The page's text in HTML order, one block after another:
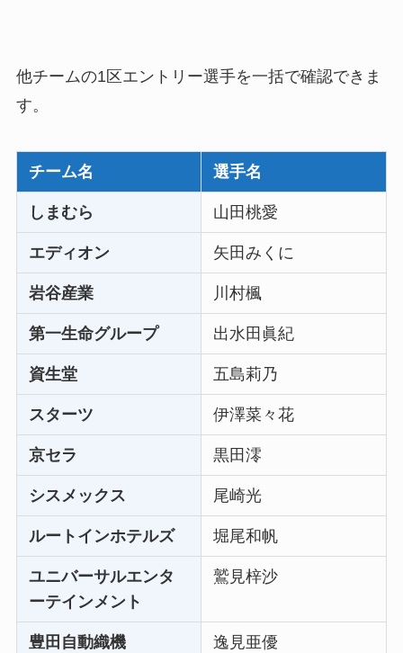
他チームの1区エントリー選手を一括で確認できま
す。
チーム名 選手名
しまむら 山田桃愛
エディオン 矢田みくに
岩谷産業 川村楓
第一生命グループ 出水田眞紀
資生堂 五島莉乃
スターツ 伊澤菜々花
京セラ 黒田澪
シスメックス 尾崎光
ルートインホテルズ 堀尾和帆
ユニバーサルエンタ
ーテインメント
鷲見梓沙
豊田自動織機 逸見亜優